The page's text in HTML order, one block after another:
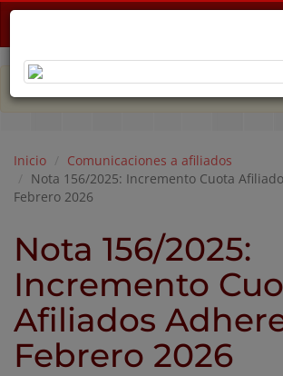
PLAN DE EMERGENCIA POR CRISIS
Inicio
Comunicaciones a afiliados
Nota 156/2025: Incremento Cuota
Febrero 2026
Nota 156/2025:
Incremento
Afiliados
Febrero 2026